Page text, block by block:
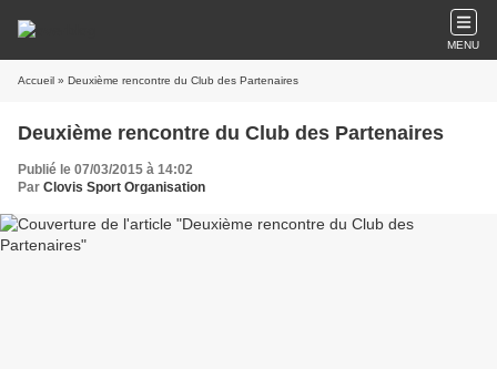
MENU
Accueil » Deuxième rencontre du Club des Partenaires
Deuxième rencontre du Club des Partenaires
Publié le 07/03/2015 à 14:02
Par Clovis Sport Organisation